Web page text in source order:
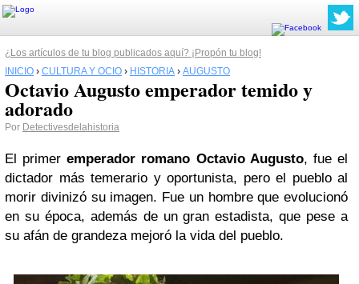
¿Los artículos de tu blog publicados aquí? ¡Propón tu blog!
INICIO › CULTURA Y OCIO › HISTORIA › AUGUSTO
Octavio Augusto emperador temido y
adorado
Por Detectivesdelahistoria
El primeremperador romano Octavio Augusto, fue el
dictador más temerario y oportunista, pero el pueblo al
morir divinizó su imagen. Fue un hombre que evolucionó
en su época, además de un gran estadista, que pese a
su afán de grandeza mejoró la vida del pueblo.